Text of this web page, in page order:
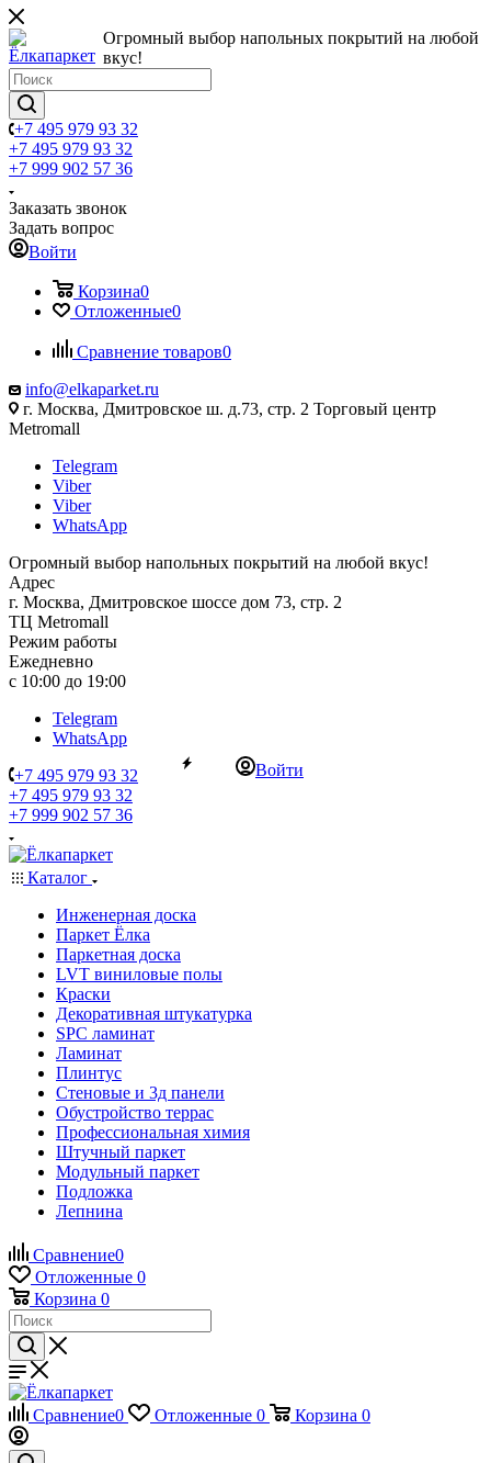
Огромный выбор напольных покрытий на любой
вкус!
+7 495 979 93 32
+7 495 979 93 32
+7 999 902 57 36
Заказать звонок
Задать вопрос
Войти
Корзина0
Отложенные0
Сравнение товаров0
info@elkaparket.ru
г. Москва, Дмитровское ш. д.73, стр. 2 Торговый центр
Metromall
Telegram
Viber
Viber
WhatsApp
Огромный выбор напольных покрытий на любой вкус!
Адрес
г. Москва, Дмитровское шоссе дом 73, стр. 2
ТЦ Metromall
Режим работы
Ежедневно
с 10:00 до 19:00
Telegram
WhatsApp
+7 495 979 93 32
+7 495 979 93 32
+7 999 902 57 36
Войти
Каталог
Инженерная доска
Паркет Ёлка
Паркетная доска
LVT виниловые полы
Краски
Декоративная штукатурка
SPC ламинат
Ламинат
Плинтус
Стеновые и 3д панели
Обустройство террас
Профессиональная химия
Штучный паркет
Модульный паркет
Подложка
Лепнина
Сравнение0
Отложенные 0
Корзина 0
Сравнение0 Отложенные 0 Корзина 0